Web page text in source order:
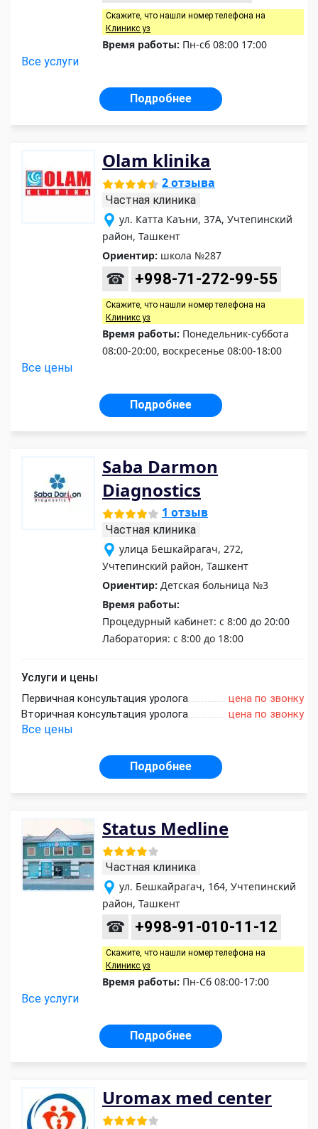
Скажите, что нашли номер телефона на
Клиникс уз
Время работы: Пн-сб 08:00 17:00
Все услуги
Подробнее
Olam klinika
2 отзыва
Частная клиника
ул. Катта Каъни, 37А, Учтепинский
район, Ташкент
Ориентир: школа №287
☎ +998-71-272-99-55
Скажите, что нашли номер телефона на
Клиникс уз
Время работы: Понедельник-суббота
08:00-20:00, воскресенье 08:00-18:00
Все цены
Подробнее
Saba Darmon
Diagnostics
1 отзыв
Частная клиника
улица Бешкайрагач, 272,
Учтепинский район, Ташкент
Ориентир: Детская больница №3
Время работы:
Процедурный кабинет: с 8:00 до 20:00
Лаборатория: с 8:00 до 18:00
Услуги и цены
Первичная консультация уролога
цена по звонку
Вторичная консультация уролога
цена по звонку
Все цены
Подробнее
Status Medline
Частная клиника
ул. Бешкайрагач, 164, Учтепинский
район, Ташкент
☎ +998-91-010-11-12
Скажите, что нашли номер телефона на
Клиникс уз
Время работы: Пн-Сб 08:00-17:00
Все услуги
Подробнее
Uromax med center